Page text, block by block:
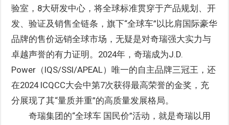
验室，8大研发中心，将全球标准贯穿于产品规划、开
发、验证及销售全链条，旗下“全球车”以比肩国际豪华
品牌的售价远销全球市场，无疑是对奇瑞强大实力与
卓越声誉的有力证明。2024年，奇瑞成为J.D.
Power（IQS/SSI/APEAL）唯一的自主品牌三冠王，还
在2024 ICQCC大会中第7次获得最高荣誉的金奖，充
分展现了其“量质并重”的高质量发展格局。
奇瑞集团的“全球车 国民价”活动，就是奇瑞以用